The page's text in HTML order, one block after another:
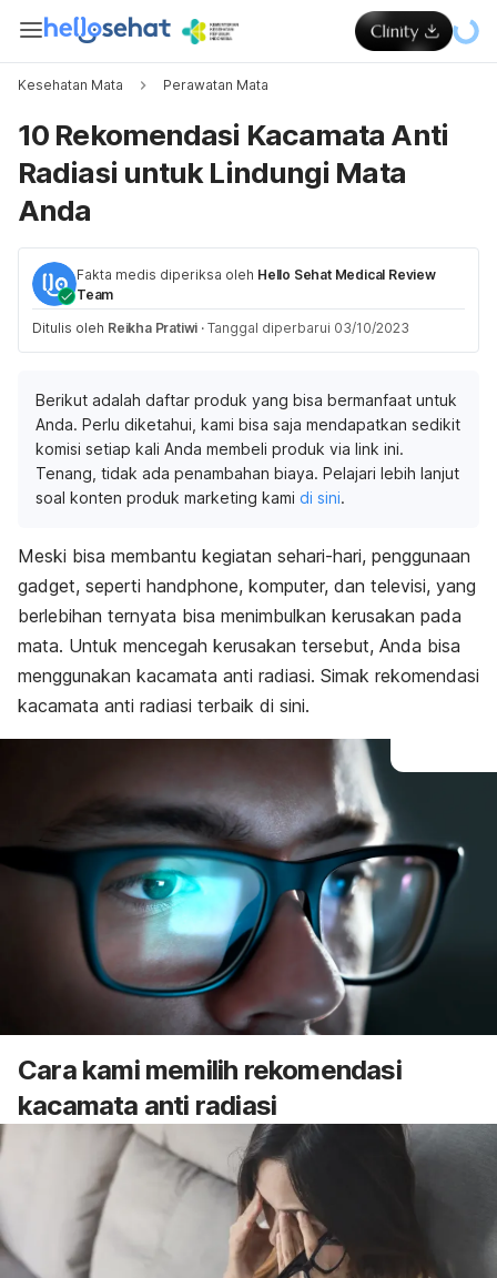
Kesehatan Mata Perawatan Mata
10 Rekomendasi Kacamata Anti
Radiasi untuk Lindungi Mata
Anda
Fakta medis diperiksa oleh Hello Sehat Medical Review
Team
Ditulis oleh Reikha Pratiwi · Tanggal diperbarui 03/10/2023
Berikut adalah daftar produk yang bisa bermanfaat untuk
Anda. Perlu diketahui, kami bisa saja mendapatkan sedikit
komisi setiap kali Anda membeli produk via link ini.
Tenang, tidak ada penambahan biaya. Pelajari lebih lanjut
soal konten produk marketing kami di sini.
Meski bisa membantu kegiatan sehari-hari, penggunaan
gadget, seperti handphone, komputer, dan televisi, yang
berlebihan ternyata bisa menimbulkan kerusakan pada
mata. Untuk mencegah kerusakan tersebut, Anda bisa
menggunakan kacamata anti radiasi. Simak rekomendasi
kacamata anti radiasi terbaik di sini.
Cara kami memilih rekomendasi
kacamata anti radiasi